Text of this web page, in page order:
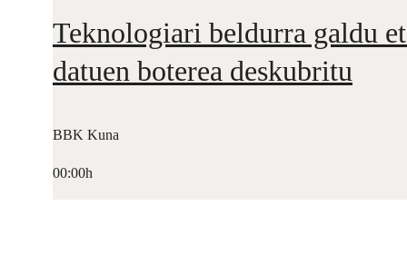
Teknologiari beldurra galdu
datuen boterea deskubritu
BBK Kuna
00:00h